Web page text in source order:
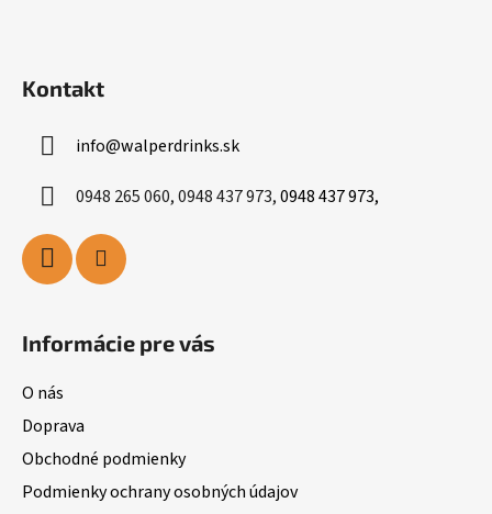
Kontakt
info@walperdrinks.sk
0948 265 060, 0948 437 973,0948 437 973,
Informácie pre vás
O nás
Doprava
Obchodné podmienky
Podmienky ochrany osobných údajov